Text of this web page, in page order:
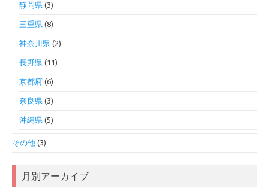
静岡県 (3)
三重県 (8)
神奈川県 (2)
長野県 (11)
京都府 (6)
奈良県 (3)
沖縄県 (5)
その他 (3)
月別アーカイブ